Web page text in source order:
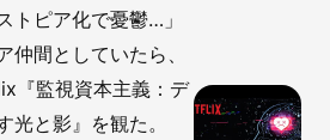
トピア化で憂鬱…」
仲間としていたら、
『監視資本主義：デ
光と影』を観た。